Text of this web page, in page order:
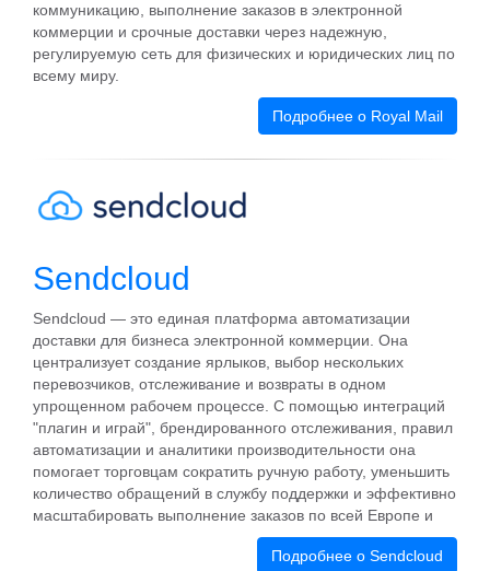
коммуникацию, выполнение заказов в электронной
коммерции и срочные доставки через надежную,
регулируемую сеть для физических и юридических лиц по
всему миру.
Подробнее о Royal Mail
Sendcloud
Sendcloud — это единая платформа автоматизации
доставки для бизнеса электронной коммерции. Она
централизует создание ярлыков, выбор нескольких
перевозчиков, отслеживание и возвраты в одном
упрощенном рабочем процессе. С помощью интеграций
"плагин и играй", брендированного отслеживания, правил
автоматизации и аналитики производительности она
помогает торговцам сократить ручную работу, уменьшить
количество обращений в службу поддержки и эффективно
масштабировать выполнение заказов по всей Европе и
Подробнее о Sendcloud